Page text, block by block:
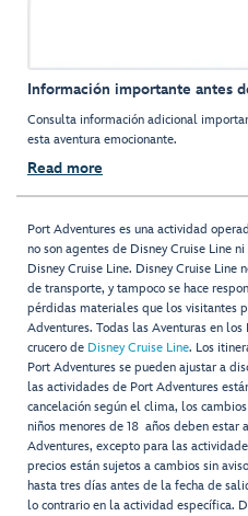
Información importante antes
Consulta información adicional
esta aventura emocionante.
Read more
Port Adventures es una actividad
no son agentes de Disney Cruise Line
Disney Cruise Line. Disney Cruise Line
de transporte, y tampoco se hace
pérdidas materiales que los visitantes
Adventures. Todas las Aventuras en
crucero de Disney Cruise Line. Los
Port Adventures se pueden ajustar a
las actividades de Port Adventures
cancelación según el clima, los
niños menores de 18 años deben estar
Adventures, excepto para las
precios están sujetos a cambios sin
hasta tres días antes de la fecha de
lo contrario en la actividad específica.